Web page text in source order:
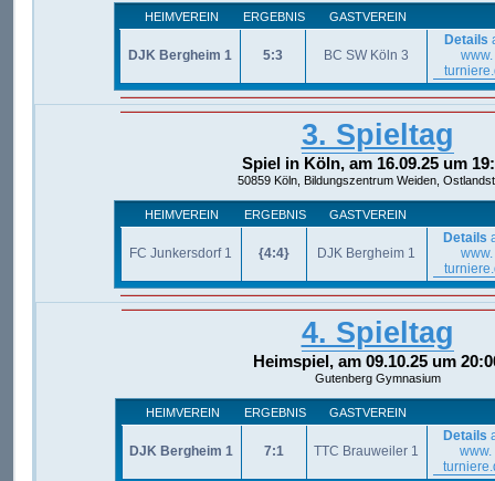
HEIMVEREIN ERGEBNIS GASTVEREIN
DJK Bergheim 1 5:3 BC SW Köln 3
Details
www.
3. Spieltag
Spiel in Köln, am 16.09.25 um
50859 Köln, Bildungszentrum Weiden,
HEIMVEREIN ERGEBNIS GASTVEREIN
FC Junkersdorf 1 {4:4} DJK Bergheim 1
Details
www.
4. Spieltag
Heimspiel, am 09.10.25 um
Gutenberg Gymnasium
HEIMVEREIN ERGEBNIS GASTVEREIN
DJK Bergheim 1 7:1 TTC Brauweiler 1
Details
www.